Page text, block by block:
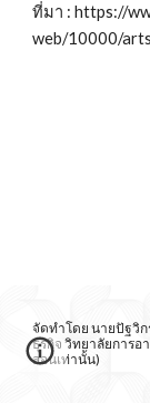
ที่มา : https://
web/10000/
จัดทำโดย นายปัฐวิ
ธุรกิจ วิทยาลัยการอ
สอนเท่านั้น)